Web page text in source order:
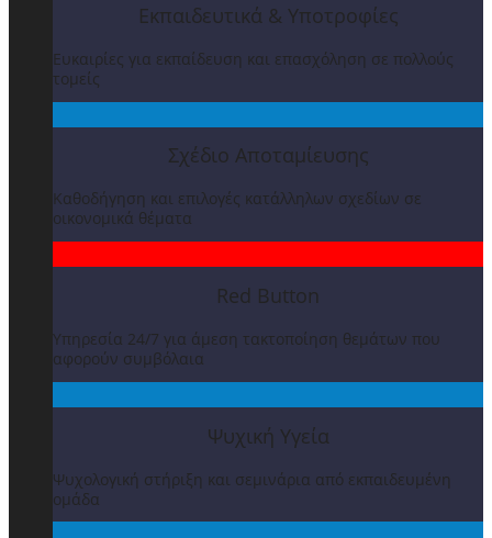
Εκπαιδευτικά & Υποτροφίες
Ευκαιρίες για εκπαίδευση και επασχόληση σε πολλούς
τομείς
Σχέδιο Αποταμίευσης
Καθοδήγηση και επιλογές κατάλληλων σχεδίων σε
οικονομικά θέματα
Red Button
Υπηρεσία 24/7 για άμεση τακτοποίηση θεμάτων που
αφορούν συμβόλαια
Ψυχική Υγεία
Ψυχολογική στήριξη και σεμινάρια από εκπαιδευμένη
ομάδα